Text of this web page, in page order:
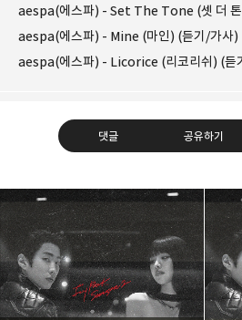
aespa(에스파) - Set The Tone (셋 더
aespa(에스파) - Mine (마인) (듣기/가사)
aespa(에스파) - Licorice (리코리쉬) (듣
댓글 공유하기
kjgsb
kjgsb 님의 블로그입니다.
구독하기
구독하기 카카오톡